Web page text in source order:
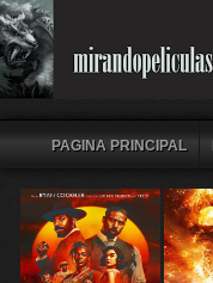
PAGINA PRINCIPAL